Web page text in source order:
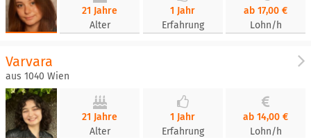
21 Jahre
Alter
1 Jahr
Erfahrung
ab 17,00 €
Lohn/h
Varvara
aus 1040 Wien
21 Jahre
Alter
1 Jahr
Erfahrung
ab 14,00 €
Lohn/h